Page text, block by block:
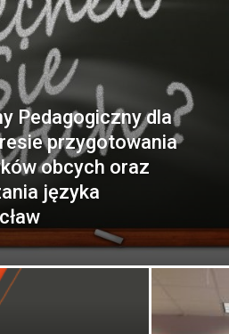
Pedagogiczny dla
przygotowania
obcych oraz
języka